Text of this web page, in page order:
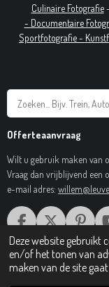
Deze website gebruikt
en/of het tonen van
maken van de site
Culinaire Fotografie-
- Documentaire
Sportfotografie -
Offerteaanvraag
Wilt u gebruik maken van
Vraag dan vrijblijvend een
e-mail adres:
F
A
C
E
X
P
I
N
T
© 2017 Regiobeeldbank.nl